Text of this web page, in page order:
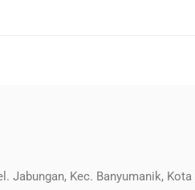
Jabungan, Kec. Banyumanik, Kota